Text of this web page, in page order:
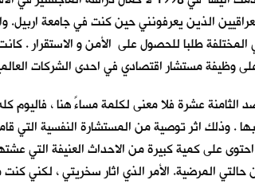
الذين يعرفونني حين كنت في جامعة
المختلفة طلبا للحصول على الأمن و الاستقرار
مستشار اقتصادي في احدى الشركات
. وذلك اثر توصية من المستشارة النفسية
على كمية كبيرة من الاحداث العنيفة التي
المرضية. الأمر الذي اثار سخريتي ، لكني